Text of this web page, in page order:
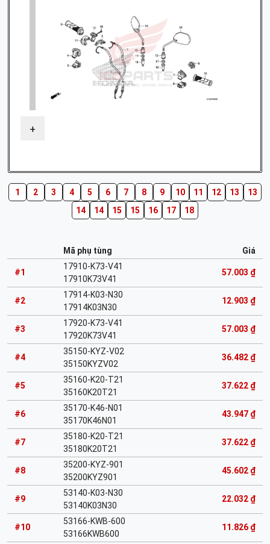
+
1 2 3 4 5 6 7 8 9 10 11 12 13
13
14
14 15 15 16 17 18
Mã phụ tùng Giá
#1
17910-K73-V41
17910K73V41
57.003 ₫
#2
17914-K03-N30
17914K03N30
12.903 ₫
#3
17920-K73-V41
17920K73V41
57.003 ₫
#4
35150-KYZ-V02
35150KYZV02
36.482 ₫
#5
35160-K20-T21
35160K20T21
37.622 ₫
#6
35170-K46-N01
35170K46N01
43.947 ₫
#7
35180-K20-T21
35180K20T21
37.622 ₫
#8
35200-KYZ-901
35200KYZ901
45.602 ₫
#9
53140-K03-N30
53140K03N30
22.032 ₫
#10
53166-KWB-600
53166KWB600
11.826 ₫